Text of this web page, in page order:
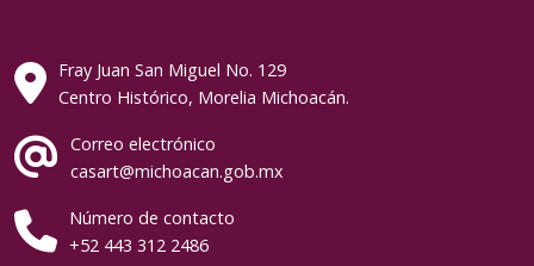
Fray Juan San Miguel No. 129
Centro Histórico, Morelia Michoacán.
Correo electrónico
casart@michoacan.gob.mx
Número de contacto
+52 443 312 2486